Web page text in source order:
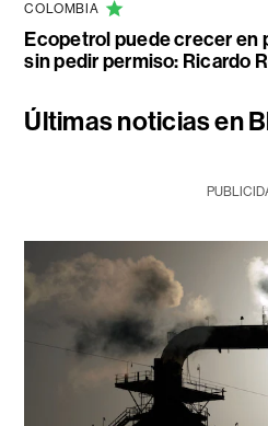
COLOMBIA
Ecopetrol puede crecer en
sin pedir permiso: Ricardo
Últimas noticias en